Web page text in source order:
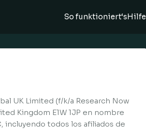
So funktioniert‘sHilfe
UK Limited (f/k/a Research Now
Kingdom E1W 1JP en nombre
incluyendo todos los afiliados de